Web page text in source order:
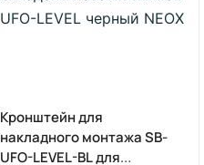
Кронштейн для
накладного монтажа SB-
UFO-LEVEL-BL для